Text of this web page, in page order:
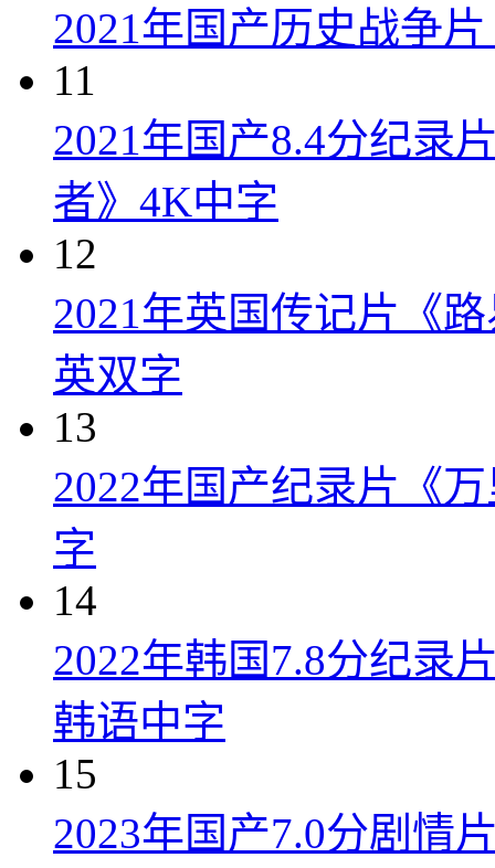
2021年国产历史战争
11
2021年国产8.4分纪录
者》4K中字
12
2021年英国传记片《
英双字
13
2022年国产纪录片《
字
14
2022年韩国7.8分纪录
韩语中字
15
2023年国产7.0分剧情